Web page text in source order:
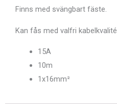
Finns med svängbart fäste.
Kan fås med valfri kabelkvalité.
15A
10m
1x16mm²